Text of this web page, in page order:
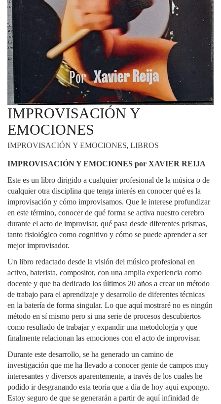
IMPROVISACIÓN Y
EMOCIONES
IMPROVISACIÓN Y EMOCIONES, LIBROS
IMPROVISACIÓN Y EMOCIONES por XAVIER REIJA
Este es un libro dirigido a cualquier profesional de la música o de
cualquier otra disciplina que tenga interés en conocer qué es la
improvisación y cómo improvisamos. Que le interese profundizar
en este término, conocer de qué forma se activa nuestro cerebro
durante el acto de improvisar, qué pasa desde diferentes prismas,
tanto fisiológico como cognitivo y cómo se puede aprender a ser
mejor improvisador.
Un libro redactado desde la visión del músico profesional en
activo, baterista, compositor, con una amplia experiencia como
docente y que ha dedicado los últimos 20 años a crear un método
de trabajo para el aprendizaje y desarrollo de diferentes técnicas
en la batería de forma singular. Lo que aquí mostraré no es ningún
método en sí mismo pero si una serie de procesos descubiertos
como resultado de trabajar y expandir una metodología y que
finalmente relacionan las emociones con el acto de improvisar.
Durante este desarrollo, se ha generado un camino de
investigación que me ha llevado a conocer gente de campos muy
interesantes y diversos aparentemente, a través de los cuales he
podido ir desgranando esta teoría que a día de hoy aquí expongo.
Estoy seguro de que se generarán a partir de aquí infinidad de